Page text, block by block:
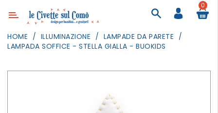
Categoria
ARREDAMENTO
0
HOME ILLUMINAZIONE
LAMPADE DA PARETE
LAMPADA SOFFICE - STELLA GIALLA - BUOKIDS